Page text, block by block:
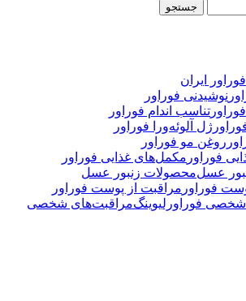
جستجو
فوراور ایران
نوشیدنی فوراور
تناسب اندام فوراور
ژل آلوئه‌ورا فوراور
روغن مو فوراور
مکمل‌های غذایی فوراور
محصولات زنبور عسل
مراقبت از پوست فوراور
مراقبت‌های شخصی